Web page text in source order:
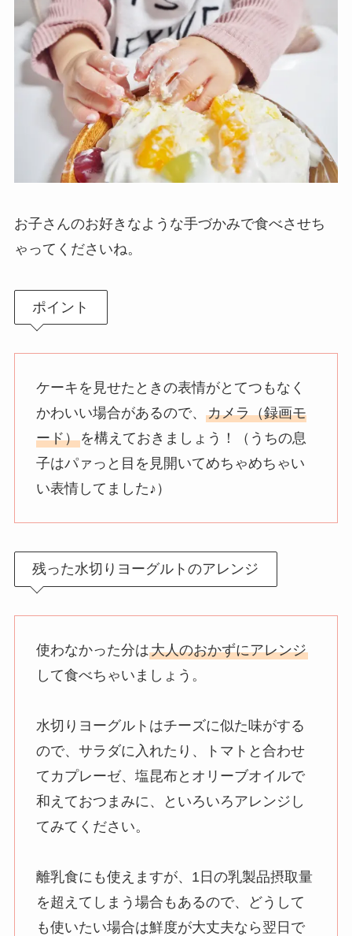
お子さんのお好きなような手づかみで食べさせち
ゃってくださいね。
ポイント
ケーキを見せたときの表情がとてつもなく
かわいい場合があるので、 カメラ（録画モ
ード）を構えておきましょう！（うちの息
子はパァっと目を見開いてめちゃめちゃい
い表情してました♪）
残った水切りヨーグルトのアレンジ
使わなかった分は大人のおかずにアレンジ
して食べちゃいましょう。
水切りヨーグルトはチーズに似た味がする
ので、サラダに入れたり、トマトと合わせ
てカプレーゼ、塩昆布とオリーブオイルで
和えておつまみに、といろいろアレンジし
てみてください。
離乳食にも使えますが、1日の乳製品摂取量
を超えてしまう場合もあるので、どうして
も使いたい場合は鮮度が大丈夫なら翌日で